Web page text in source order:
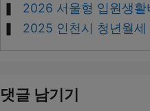
2026 서울형 입원생활
2025 인천시 청년월세
댓글 남기기